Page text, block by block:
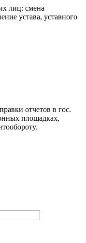
лиц: смена
устава, уставного
отчетов в гос.
площадках,